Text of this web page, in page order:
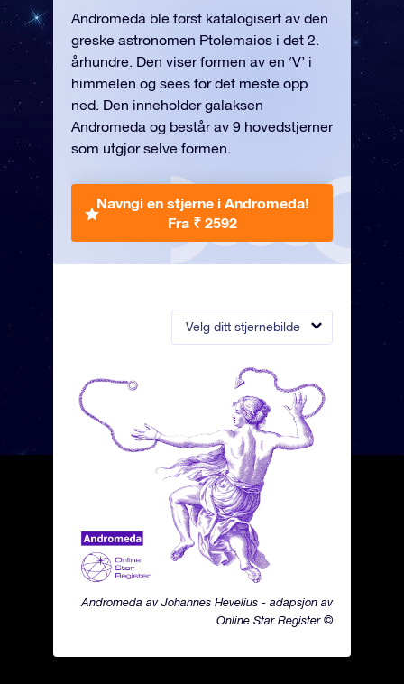
Velg ditt stjernebilde
Andromeda av Johannes Hevelius - adapsjon av
Online Star Register ©
Andromeda ble først katalogisert av den
greske astronomen Ptolemaios i det 2.
århundre. Den viser formen av en ‘V’ i
himmelen og sees for det meste opp
ned. Den inneholder galaksen
Andromeda og består av 9 hovedstjerner
som utgjør selve formen.
Navngi en stjerne i Andromeda!
Fra ₹ 2592